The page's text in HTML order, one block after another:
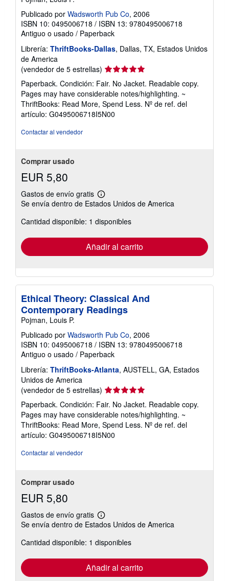
Publicado por Wadsworth Pub Co, 2006
ISBN 10: 0495006718 / ISBN 13: 9780495006718
Antiguo o usado / Paperback
Librería: ThriftBooks-Dallas, Dallas, TX, Estados Unidos
de America
(vendedor de 5 estrellas) Calificación
del
vendedor:
5
de
5
Paperback. Condición: Fair. No Jacket. Readable copy.
Pages may have considerable notes/highlighting. ~
ThriftBooks: Read More, Spend Less. Nº de ref. del
artículo: G0495006718I5N00
Contactar al vendedor
Comprar usado
EUR 5,80
Gastos de envío gratis
Más
información
las
tarifas
envío
Se envía dentro de Estados Unidos de America
Cantidad disponible: 1 disponibles
Añadir al carrito
Ethical Theory: Classical And
Contemporary Readings
Pojman, Louis P.
Publicado por Wadsworth Pub Co, 2006
ISBN 10: 0495006718 / ISBN 13: 9780495006718
Antiguo o usado / Paperback
Librería: ThriftBooks-Atlanta, AUSTELL, GA, Estados
Unidos de America
(vendedor de 5 estrellas) Calificación
del
vendedor:
5
de
5
Paperback. Condición: Fair. No Jacket. Readable copy.
Pages may have considerable notes/highlighting. ~
ThriftBooks: Read More, Spend Less. Nº de ref. del
artículo: G0495006718I5N00
Contactar al vendedor
Comprar usado
EUR 5,80
Gastos de envío gratis
Más
información
las
tarifas
envío
Se envía dentro de Estados Unidos de America
Cantidad disponible: 1 disponibles
Añadir al carrito